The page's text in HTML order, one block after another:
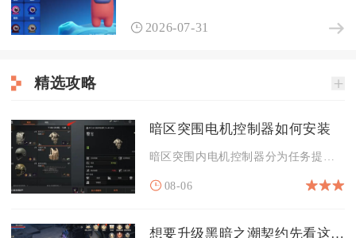
2026-07-31
精选攻略
暗区突围电机控制器如何安装
08-06
想要升级黑暗之潮契约先看这些技巧